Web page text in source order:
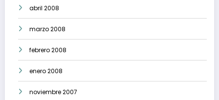
abril 2008
marzo 2008
febrero 2008
enero 2008
noviembre 2007